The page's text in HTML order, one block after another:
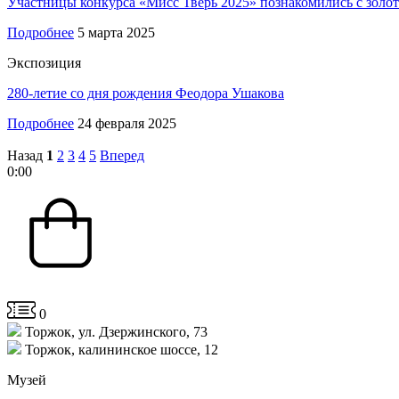
Подробнее 5 марта 2025
Экспозиция
280-летие со дня рождения Феодора Ушакова
Подробнее 24 февраля 2025
Назад 1 2 3 4 5 Вперед
0:00
0
Торжок, ул. Дзержинского, 73
Торжок, калининское шоссе, 12
Музей